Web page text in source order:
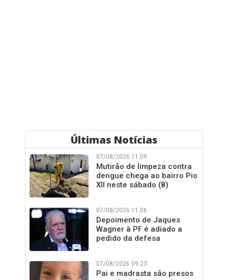
Últimas Notícias
07/08/2026 11:09
Mutirão de limpeza contra
dengue chega ao bairro Pio
XII neste sábado (8)
07/08/2026 11:06
Depoimento de Jaques
Wagner à PF é adiado a
pedido da defesa
07/08/2026 09:23
Pai e madrasta são presos